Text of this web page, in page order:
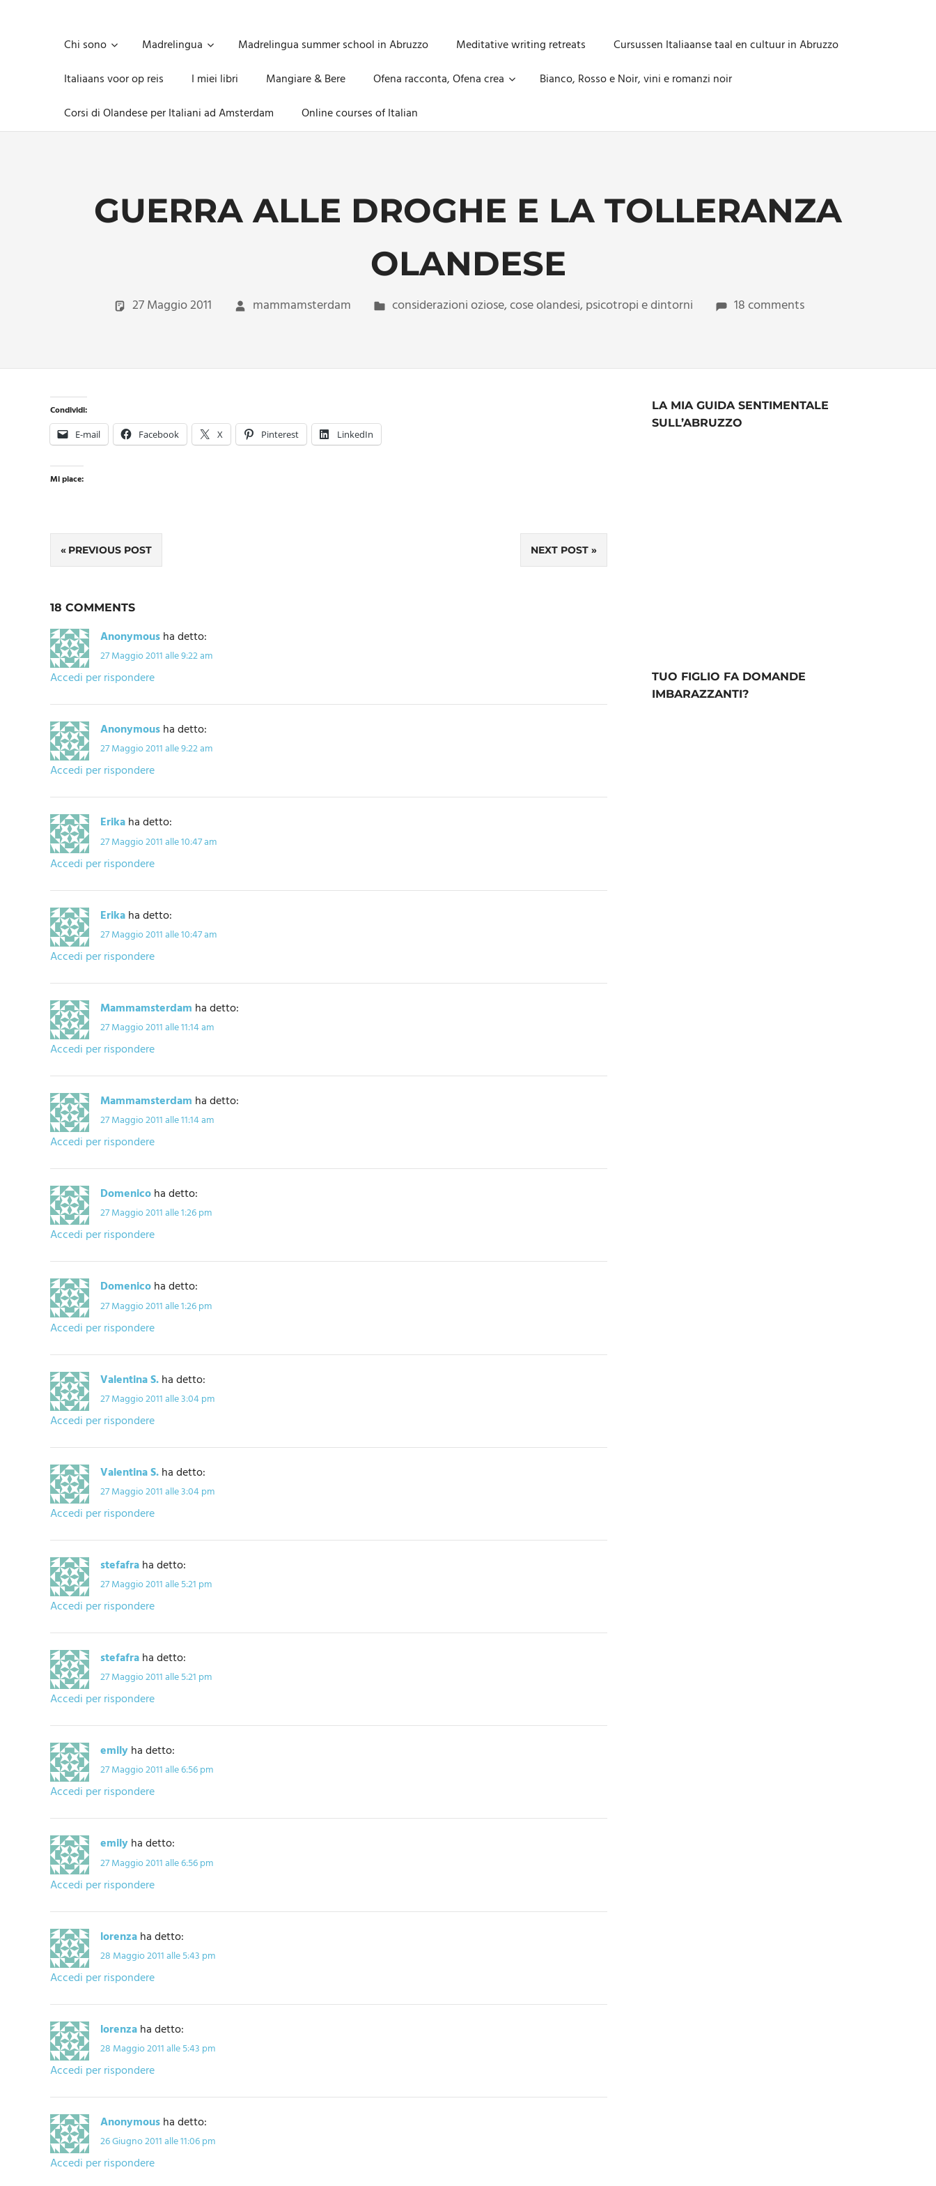
imprescindibile,
inevitabile
Mammamsterdam
oggi
anche
Chi sono Madrelingua Madrelingua summer school in Abruzzo Meditative writing retreats
Cursussen Italiaanse taal en cultuur in Abruzzo
Italiaans voor op reis
I miei libri Mangiare & Bere Ofena racconta, Ofena crea
Bianco, Rosso e Noir, vini e romanzi noir
Corsi di Olandese per Italiani ad Amsterdam
Online courses of Italian
GUERRA ALLE DROGHE E LA TOLLERANZA
OLANDESE
27 Maggio 2011 mammamsterdam considerazioni oziose,cose olandesi, psicotropi e dintorni 18 comments
Condividi:
E-mail Facebook X Pinterest LinkedIn
Mi piace:
Navigazione
PREVIOUS POST NEXT POST
18 COMMENTS
Anonymousha detto:
27 Maggio 2011 alle 9:22 am
Accedi per rispondere
Anonymousha detto:
27 Maggio 2011 alle 9:22 am
Accedi per rispondere
Erikaha detto:
27 Maggio 2011 alle 10:47 am
Accedi per rispondere
Erikaha detto:
27 Maggio 2011 alle 10:47 am
Accedi per rispondere
Mammamsterdam ha detto:
27 Maggio 2011 alle 11:14 am
Accedi per rispondere
Mammamsterdam ha detto:
27 Maggio 2011 alle 11:14 am
Accedi per rispondere
Domenicoha detto:
27 Maggio 2011 alle 1:26 pm
Accedi per rispondere
Domenicoha detto:
27 Maggio 2011 alle 1:26 pm
Accedi per rispondere
Valentina S.ha detto:
27 Maggio 2011 alle 3:04 pm
Accedi per rispondere
Valentina S.ha detto:
27 Maggio 2011 alle 3:04 pm
Accedi per rispondere
stefafraha detto:
27 Maggio 2011 alle 5:21 pm
Accedi per rispondere
stefafraha detto:
27 Maggio 2011 alle 5:21 pm
Accedi per rispondere
emilyha detto:
27 Maggio 2011 alle 6:56 pm
Accedi per rispondere
emilyha detto:
27 Maggio 2011 alle 6:56 pm
Accedi per rispondere
lorenzaha detto:
28 Maggio 2011 alle 5:43 pm
Accedi per rispondere
lorenzaha detto:
28 Maggio 2011 alle 5:43 pm
Accedi per rispondere
Anonymousha detto:
26 Giugno 2011 alle 11:06 pm
Accedi per rispondere
LA MIA GUIDA SENTIMENTALE
SULL’ABRUZZO
TUO FIGLIO FA DOMANDE
IMBARAZZANTI?